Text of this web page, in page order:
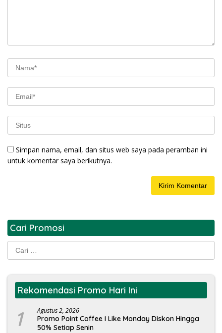
Simpan nama, email, dan situs web saya pada peramban ini
untuk komentar saya berikutnya.
Cari Promosi
Cari
untuk:
Rekomendasi Promo Hari Ini
1 Agustus 2, 2026
Promo Point Coffee I Like Monday Diskon Hingga
50% Setiap Senin